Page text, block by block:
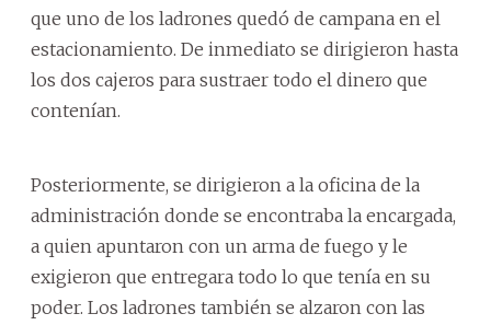
que uno de los ladrones quedó de campana en el
estacionamiento. De inmediato se dirigieron hasta
los dos cajeros para sustraer todo el dinero que
contenían.
Posteriormente, se dirigieron a la oficina de la
administración donde se encontraba la encargada,
a quien apuntaron con un arma de fuego y le
exigieron que entregara todo lo que tenía en su
poder. Los ladrones también se alzaron con las